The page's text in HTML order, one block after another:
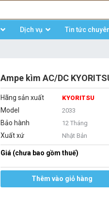
Dịch vụ Tin tức
Ampe kìm AC/DC
Hãng sản xuất KYORITSU
Model 2033
Bảo hành 12 Tháng
Xuất xứ Nhật Bản
Giá (chưa bao gồm thuế)
Thêm vào giỏ hàng